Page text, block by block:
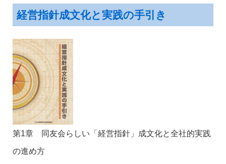
経営指針成文化と実践の手引き
第1章 同友会らしい「経営指針」成文化と全社的実践
の進め方